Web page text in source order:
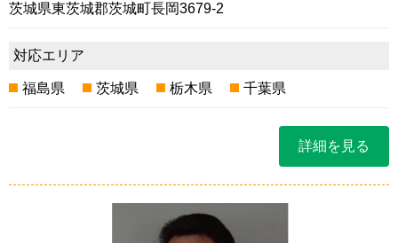
茨城県東茨城郡茨城町長岡3679-2
対応エリア
福島県 茨城県 栃木県 千葉県
詳細を見る